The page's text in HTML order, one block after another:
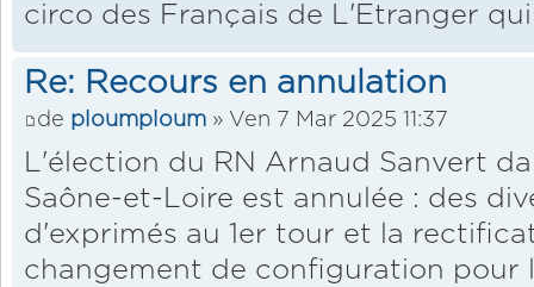
circo des Français de L'Etranger
Re: Recours en annulation
de ploumploum » Ven 7 Mar 2025 11:37
L'élection du RN Arnaud Sanvert
Saône-et-Loire est annulée : des
d'exprimés au 1er tour et la
changement de configuration pour